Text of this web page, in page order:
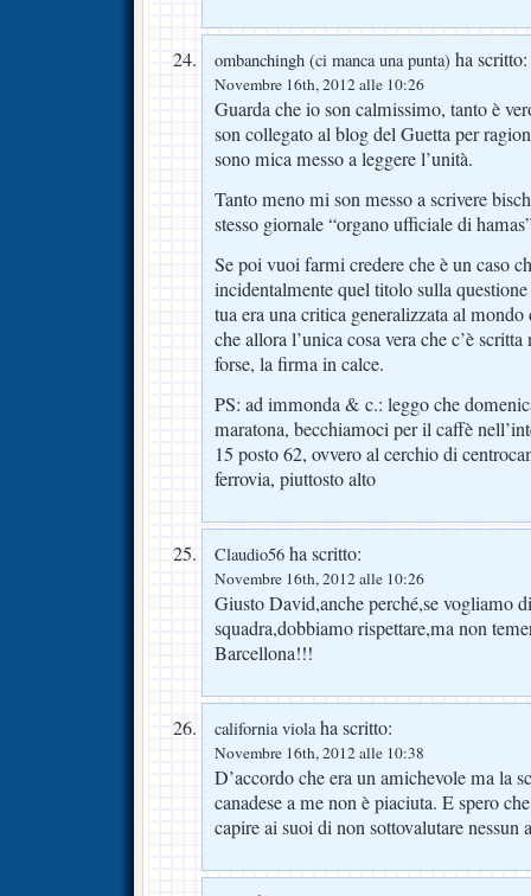
ombanchingh (ci manca una punta) ha scritto:
Novembre 16th, 2012 alle 10:26
Guarda che io son calmissimo, tanto è
son collegato al blog del Guetta per
sono mica messo a leggere l’unità.
Tanto meno mi son messo a scrivere
stesso giornale “organo ufficiale di
Se poi vuoi farmi credere che è un caso
incidentalmente quel titolo sulla
tua era una critica generalizzata al
che allora l’unica cosa vera che c’è
forse, la firma in calce.
PS: ad immonda & c.: leggo che
maratona, becchiamoci per il caffè
15 posto 62, ovvero al cerchio di
ferrovia, piuttosto alto
Claudio56 ha scritto:
Novembre 16th, 2012 alle 10:26
Giusto David,anche perché,se vogliamo
squadra,dobbiamo rispettare,ma non
Barcellona!!!
california violaha scritto:
Novembre 16th, 2012 alle 10:38
D’accordo che era un amichevole ma la
canadese a me non è piaciuta. E spero
capire ai suoi di non sottovalutare nessun